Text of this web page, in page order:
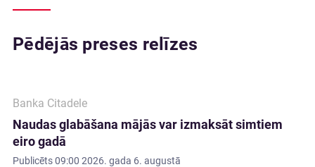
Pēdējās preses relīzes
Banka Citadele
Naudas glabāšana mājās var izmaksāt simtiem
eiro gadā
Publicēts09:00 2026. gada 6. augustā